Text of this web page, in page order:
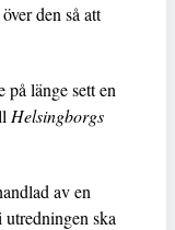
den så att
länge sett en
Helsingborgs
av en
ska